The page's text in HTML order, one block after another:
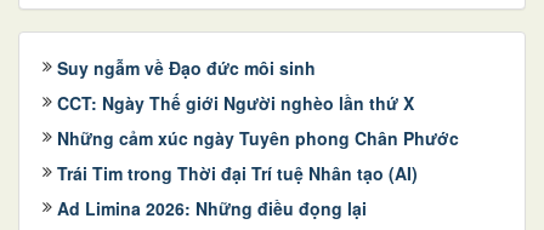
Suy ngẫm về Đạo đức môi sinh
CCT: Ngày Thế giới Người nghèo lần thứ X
Những cảm xúc ngày Tuyên phong Chân Phước
Trái Tim trong Thời đại Trí tuệ Nhân tạo (AI)
Ad Limina 2026: Những điều đọng lại